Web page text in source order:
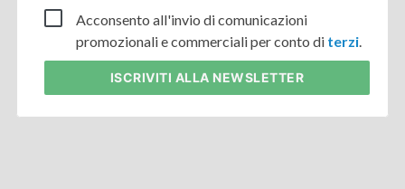
Acconsento all'invio di comunicazioni
promozionali e commerciali per conto di terzi.
ISCRIVITI ALLA NEWSLETTER